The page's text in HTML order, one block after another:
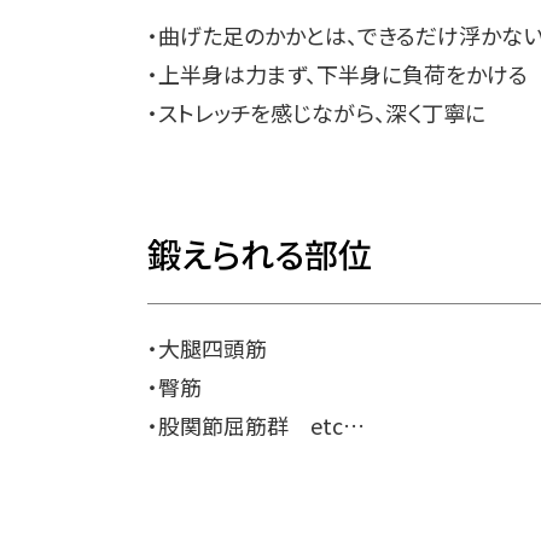
・曲げた足のかかとは、できるだけ浮かな
・上半身は力まず、下半身に負荷をかける
・ストレッチを感じながら、深く丁寧に
鍛えられる部位
・大腿四頭筋
・臀筋
・股関節屈筋群 etc…